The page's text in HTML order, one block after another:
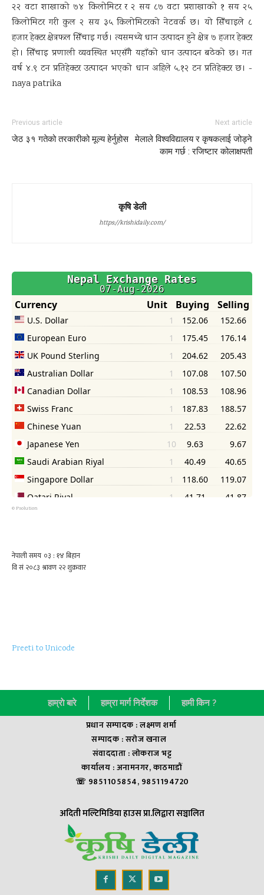
२२ वटा शाखाको ७४ किलोमिटर र २ सय ८७ वटा प्रशाखाको १ सय २५
किलोमिटर गरी कुल २ सय ३५ किलोमिटरको नेटवर्क छ । यो सिँचाइले ८
हजार हेक्टर क्षेत्रफल सिँचाइ गर्छ । त्यसमध्ये धान उत्पादन हुने क्षेत्र ७ हजार हेक्टर
हो । सिँचाइ प्रणाली व्यवस्थित भएसँगै यहाँको धान उत्पादन बढेको छ । गत
वर्ष ४.९ टन प्रतिहेक्टर उत्पादन भएको धान अहिले ५.१२ टन प्रतिहेक्टर छ । -
naya patrika
Previous article
जेठ ३१ गतेको तरकारीको मूल्य हेर्नुहोस
Next article
मेलाले विश्वविद्यालय र कृषकलाई जोड्ने
काम गर्छ : रजिष्टार कोलाक्षपती
कृषि डेली
https://krishidaily.com/
© Psolution
Preeti to Unicode
हाम्राे बारे हाम्रा मार्ग निर्देशक हामी किन ?
प्रधान सम्पादक : लक्ष्मण शर्मा
सम्पादक : सराेज खनाल
संवाददाता : लाेकराज भट्ट
कार्यालय : अनामनगर, काठमाडौं
☏ 9851105854, 9851194720
अदिती मल्टिमिडिया हाउस प्रा.लिद्वारा सञ्चालित